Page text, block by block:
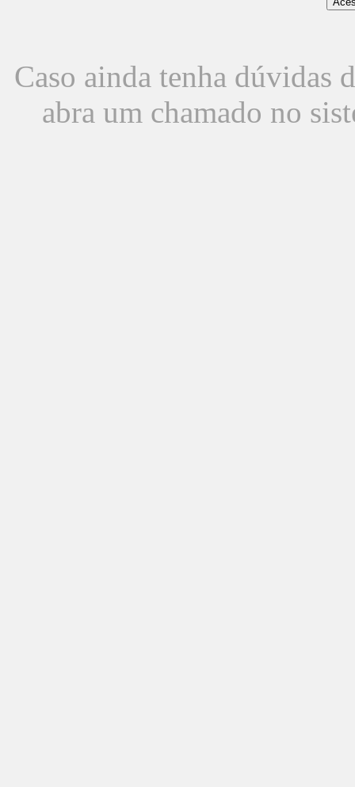
Caso ainda tenha dúvidas
abra um chamado no